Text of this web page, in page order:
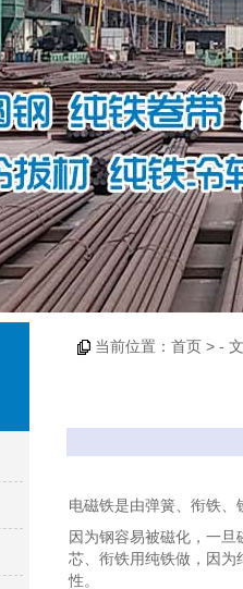
当前位置： 首页 > -
电磁铁是由弹簧、衔铁
因为钢容易被磁化，一
芯、衔铁用纯铁做，因
性。